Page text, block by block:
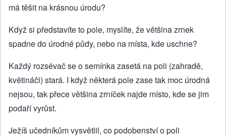
má těšit na krásnou úrodu?
Když si představíte to pole, myslíte, že většina zrnek
spadne do úrodné půdy, nebo na místa, kde uschne?
Každý rozsévač se o semínka zasetá na poli (zahradě,
květináči) stará. I když některá pole zase tak moc úrodná
nejsou, tak přece většina zrníček najde místo, kde se jim
podaří vyrůst.
Ježíš učedníkům vysvětlil, co podobenství o poli